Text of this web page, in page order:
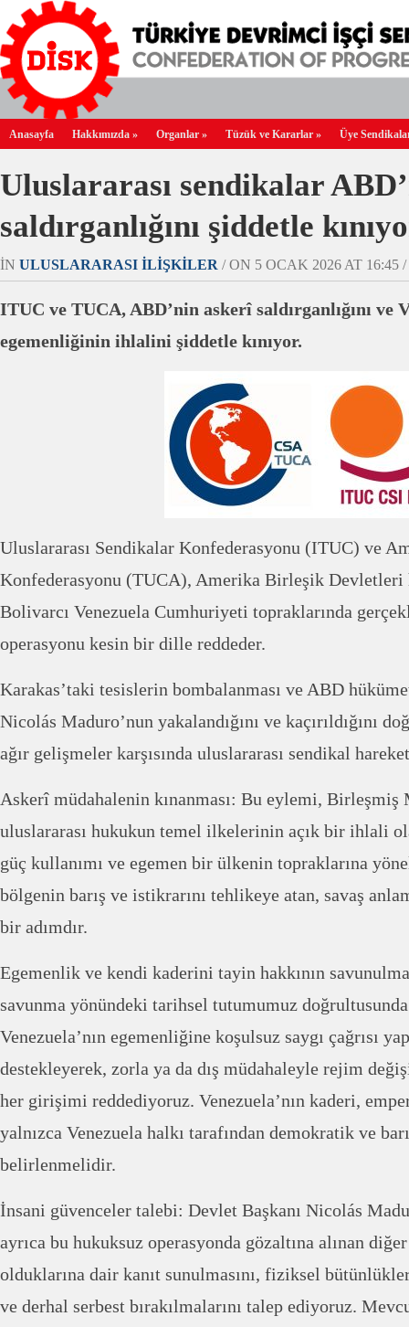
Anasayfa Hakkımızda » Organlar » Tüzük ve Kararlar » Üye
Uluslararası sendikalar
saldırganlığını şiddetle
IN ULUSLARARASI İLIŞKILER / ON 5 OCAK 2026 AT 16:45 /
ITUC ve TUCA, ABD’nin askerî saldırganlığını ve
egemenliğinin ihlalini şiddetle kınıyor.
Uluslararası Sendikalar Konfederasyonu (ITUC) ve
Konfederasyonu (TUCA), Amerika Birleşik Devletleri
Bolivarcı Venezuela Cumhuriyeti topraklarında
operasyonu kesin bir dille reddeder.
Karakas’taki tesislerin bombalanması ve ABD
Nicolás Maduro’nun yakalandığını ve kaçırıldığını
ağır gelişmeler karşısında uluslararası sendikal
Askerî müdahalenin kınanması: Bu eylemi, Birleşmiş
uluslararası hukukun temel ilkelerinin açık bir ihlali
güç kullanımı ve egemen bir ülkenin topraklarına
bölgenin barış ve istikrarını tehlikeye atan, savaş
bir adımdır.
Egemenlik ve kendi kaderini tayin hakkının
savunma yönündeki tarihsel tutumumuz
Venezuela’nın egemenliğine koşulsuz saygı çağrısı
destekleyerek, zorla ya da dış müdahaleyle rejim
her girişimi reddediyoruz. Venezuela’nın kaderi,
yalnızca Venezuela halkı tarafından demokratik ve
belirlenmelidir.
İnsani güvenceler talebi: Devlet Başkanı Nicolás
ayrıca bu hukuksuz operasyonda gözaltına alınan
olduklarına dair kanıt sunulmasını, fiziksel
ve derhal serbest bırakılmalarını talep ediyoruz.